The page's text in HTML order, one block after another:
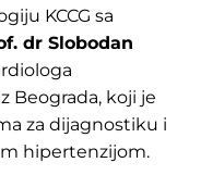
KCCG sa
dr Slobodan
Beograda, koji je
za dijagnostiku i
hipertenzijom.